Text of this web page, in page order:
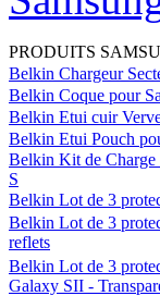
PRODUITS
Belkin Chargeur
Belkin Coque pour
Belkin Etui cuir
Belkin Etui Pouch
Belkin Kit de Charge
S
Belkin Lot de 3
Belkin Lot de 3
reflets
Belkin Lot de 3
Galaxy SII -